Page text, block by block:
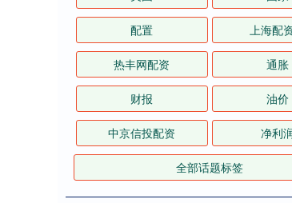
配置 上海配
热丰网配资 通胀
财报 油价
中京信投配资 净利
全部话题标签